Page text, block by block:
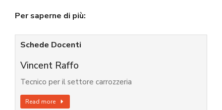
Per saperne di più:
Schede Docenti
Vincent Raffo
Tecnico per il settore carrozzeria
Read more